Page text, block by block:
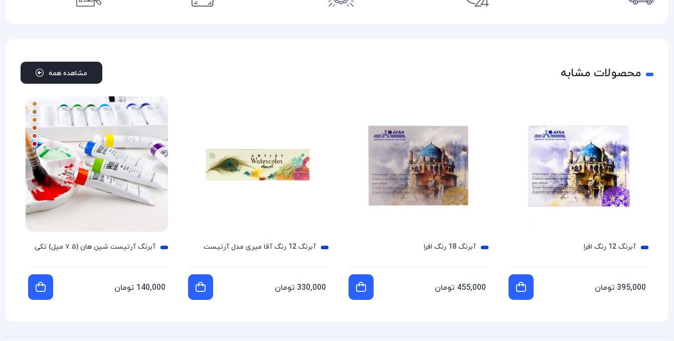
محصولات مشابه مشاهده همه
آبرنگ 12 رنگ افرا
395,000 تومان
آبرنگ 18 رنگ افرا
455,000 تومان
آبرنگ 12 رنگ آقا میری مدل آرتیست
330,000 تومان
آبرنگ آرتیست شین هان (۷.۵ میل) تکی
140,000 تومان
+